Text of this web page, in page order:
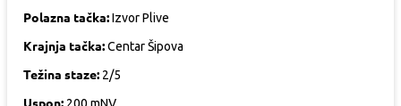
Polazna tačka:Izvor Plive
Krajnja tačka:Centar Šipova
Težina staze: 2/5
Uspon: